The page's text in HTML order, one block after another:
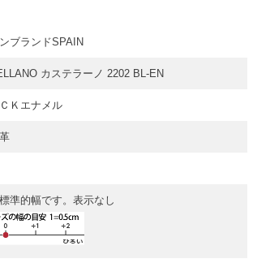
ブランドSPAIN
カステラーノ 2202 BL-EN
Ｋエナメル
準的幅です。表示なし